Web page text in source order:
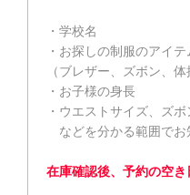
・学校名
・お探しの制服のアイテ
（ブレザー、ズボン、体
・お子様の身長
・ウエストサイズ、ズ
などを分かる範囲でお
在庫確認後、予約の空